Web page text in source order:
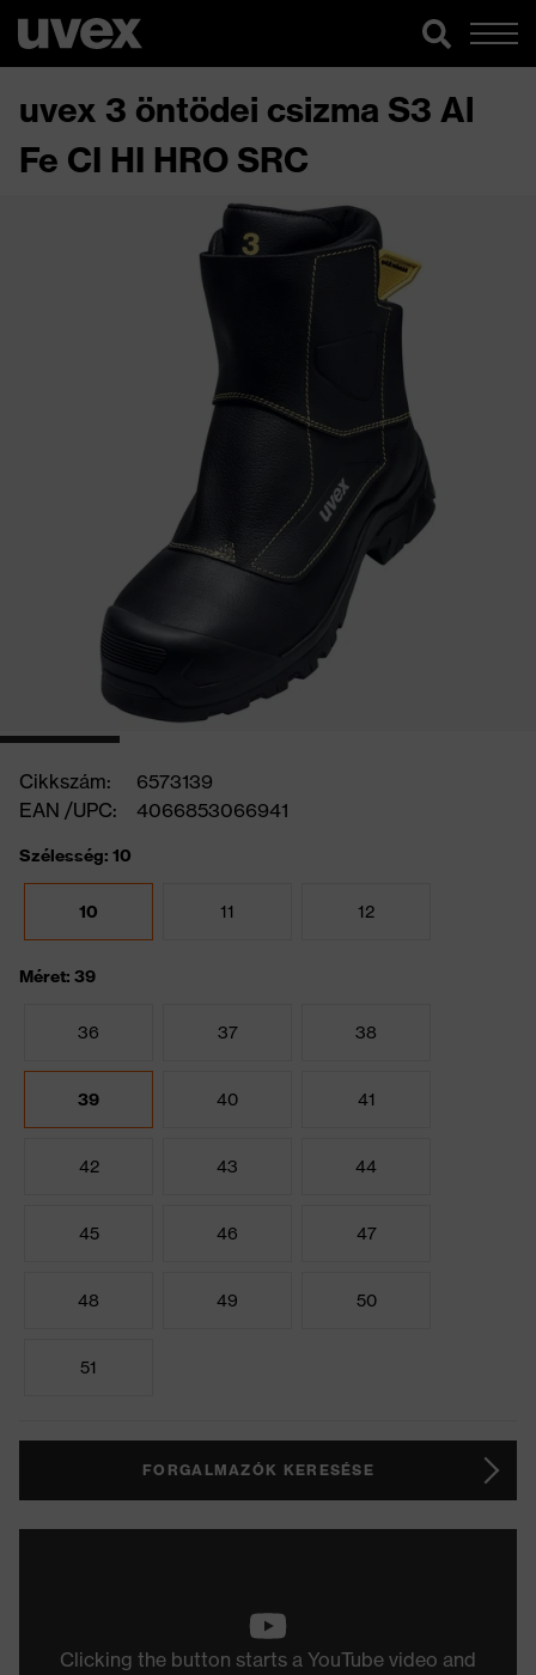
uvex 3 öntödei csizma S3 Al
Fe CI HI HRO SRC
Cikkszám:
6573139
EAN /UPC:
4066853066941
Szélesség: 10
10 11 12
Méret: 39
36 37 38
39 40 41
42 43 44
45 46 47
48 49 50
51
FORGALMAZÓK KERESÉSE
Clicking the button starts a YouTube video and